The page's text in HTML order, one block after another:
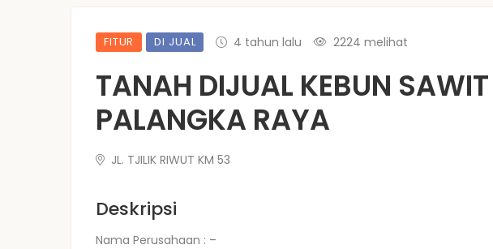
FITUR DI JUAL 4 tahun lalu 2224 melihat
TANAH DIJUAL KEBUN SAWIT
PALANGKA RAYA
JL. TJILIK RIWUT KM 53
Deskripsi
Nama Perusahaan : –